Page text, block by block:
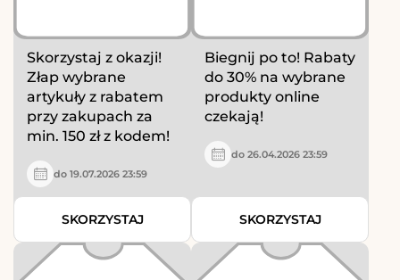
Skorzystaj z okazji!
Złap wybrane
artykuły z rabatem
przy zakupach za
min. 150 zł z kodem!
do 19.07.2026 23:59
SKORZYSTAJ
Biegnij po to! Rabaty
do 30% na wybrane
produkty online
czekają!
do 26.04.2026 23:59
SKORZYSTAJ